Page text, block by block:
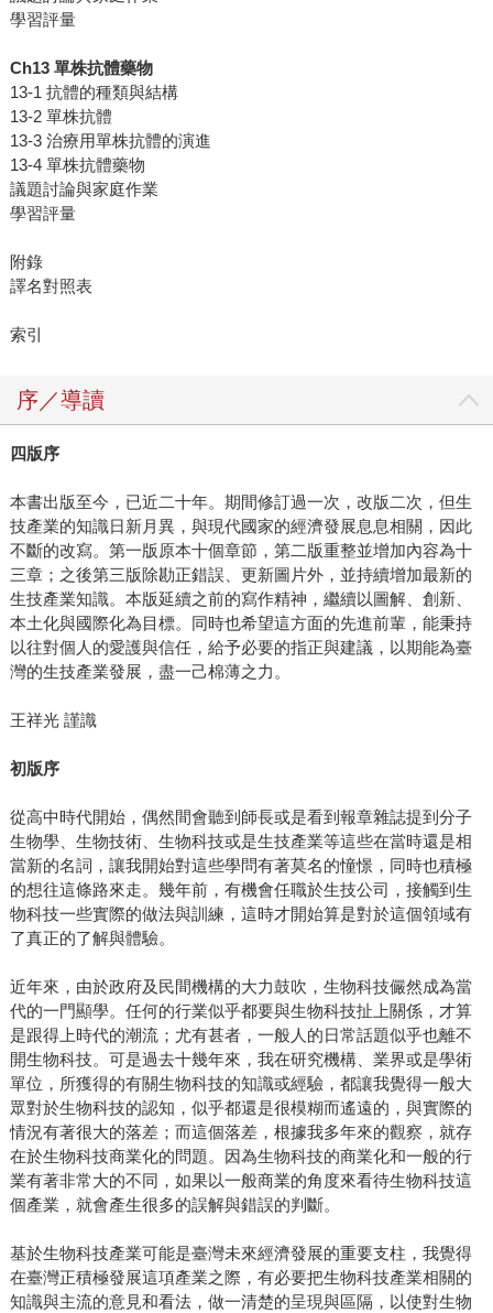
學習評量
Ch13 單株抗體藥物
13-1 抗體的種類與結構
13-2 單株抗體
13-3 治療用單株抗體的演進
13-4 單株抗體藥物
議題討論與家庭作業
學習評量
附錄
譯名對照表
索引
序／導讀
四版序
本書出版至今，已近二十年。期間修訂過一次，改版二次，但生
技產業的知識日新月異，與現代國家的經濟發展息息相關，因此
不斷的改寫。第一版原本十個章節，第二版重整並增加內容為十
三章；之後第三版除勘正錯誤、更新圖片外，並持續增加最新的
生技產業知識。本版延續之前的寫作精神，繼續以圖解、創新、
本土化與國際化為目標。同時也希望這方面的先進前輩，能秉持
以往對個人的愛護與信任，給予必要的指正與建議，以期能為臺
灣的生技產業發展，盡一己棉薄之力。
王祥光 謹識
初版序
從高中時代開始，偶然間會聽到師長或是看到報章雜誌提到分子
生物學、生物技術、生物科技或是生技產業等這些在當時還是相
當新的名詞，讓我開始對這些學問有著莫名的憧憬，同時也積極
的想往這條路來走。幾年前，有機會任職於生技公司，接觸到生
物科技一些實際的做法與訓練，這時才開始算是對於這個領域有
了真正的了解與體驗。
近年來，由於政府及民間機構的大力鼓吹，生物科技儼然成為當
代的一門顯學。任何的行業似乎都要與生物科技扯上關係，才算
是跟得上時代的潮流；尤有甚者，一般人的日常話題似乎也離不
開生物科技。可是過去十幾年來，我在研究機構、業界或是學術
單位，所獲得的有關生物科技的知識或經驗，都讓我覺得一般大
眾對於生物科技的認知，似乎都還是很模糊而遙遠的，與實際的
情況有著很大的落差；而這個落差，根據我多年來的觀察，就存
在於生物科技商業化的問題。因為生物科技的商業化和一般的行
業有著非常大的不同，如果以一般商業的角度來看待生物科技這
個產業，就會產生很多的誤解與錯誤的判斷。
基於生物科技產業可能是臺灣未來經濟發展的重要支柱，我覺得
在臺灣正積極發展這項產業之際，有必要把生物科技產業相關的
知識與主流的意見和看法，做一清楚的呈現與區隔，以使對生物